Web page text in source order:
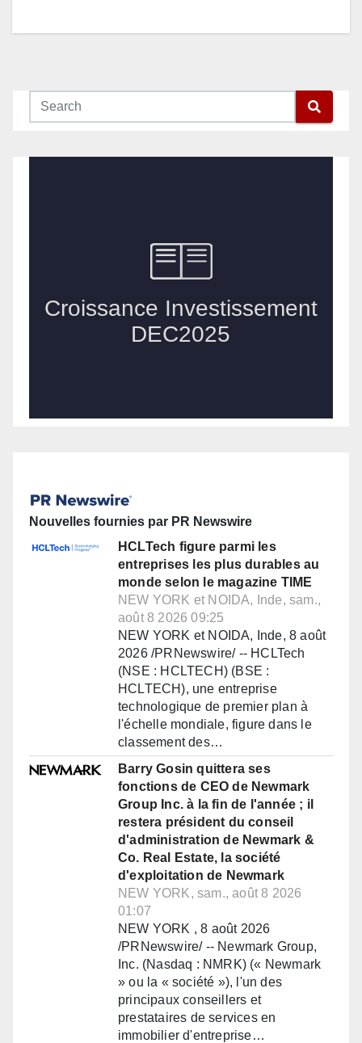
Nouvelles fournies par PR Newswire
HCLTech figure parmi les
entreprises les plus durables au
monde selon le magazine TIME
NEW YORK et NOIDA, Inde, sam.,
août 8 2026 09:25
NEW YORK et NOIDA, Inde, 8 août
2026 /PRNewswire/ -- HCLTech
(NSE : HCLTECH) (BSE :
HCLTECH), une entreprise
technologique de premier plan à
l'échelle mondiale, figure dans le
classement des…
Barry Gosin quittera ses
fonctions de CEO de Newmark
Group Inc. à la fin de l'année ; il
restera président du conseil
d'administration de Newmark &
Co. Real Estate, la société
d'exploitation de Newmark
NEW YORK, sam., août 8 2026
01:07
NEW YORK , 8 août 2026
/PRNewswire/ -- Newmark Group,
Inc. (Nasdaq : NMRK) (« Newmark
» ou la « société »), l'un des
principaux conseillers et
prestataires de services en
immobilier d'entreprise…